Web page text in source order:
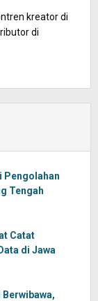
kreator di
di
Pengolahan
Tengah
Catat
di Jawa